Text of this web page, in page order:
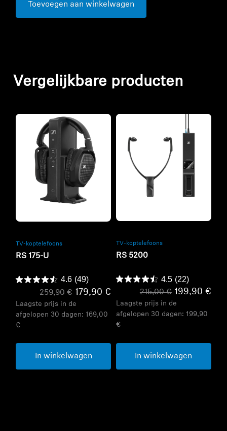
Toevoegen aan winkelwagen
Vergelijkbare producten
TV-koptelefoons
RS 175-U
4.6 (49)
259,90 € 179,90 €
Laagste prijs in de
afgelopen 30 dagen: 169,00
€
In winkelwagen
TV-koptelefoons
RS 5200
4.5 (22)
215,00 € 199,90 €
Laagste prijs in de
afgelopen 30 dagen: 199,90
€
In winkelwagen